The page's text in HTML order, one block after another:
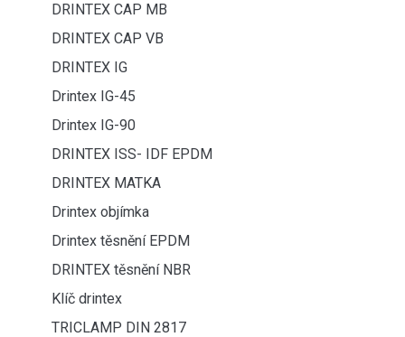
DRINTEX CAP MB
DRINTEX CAP VB
DRINTEX IG
Drintex IG-45
Drintex IG-90
DRINTEX ISS- IDF EPDM
DRINTEX MATKA
Drintex objímka
Drintex těsnění EPDM
DRINTEX těsnění NBR
Klíč drintex
TRICLAMP DIN 2817